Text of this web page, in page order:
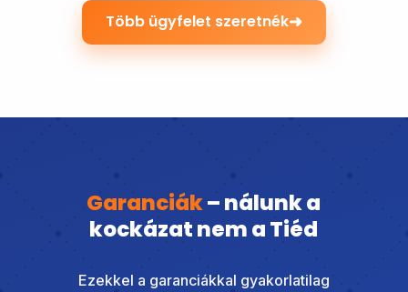
Több ügyfelet szeretnék➜
Garanciák– nálunk a
kockázat nem a Tiéd
Ezekkel a garanciákkal gyakorlatilag